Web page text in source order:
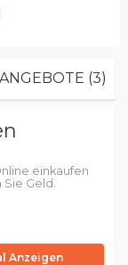
ANGEBOTE (3)
einkaufen
Geld.
Anzeigen